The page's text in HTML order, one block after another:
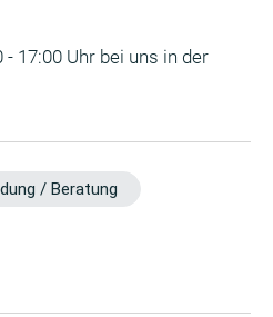
17:00 Uhr bei uns in der
/ Beratung